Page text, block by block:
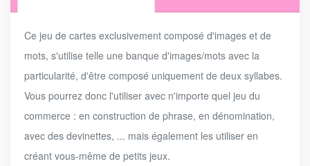
Ce jeu de cartes exclusivement composé d'images et de
mots, s'utilise telle une banque d'images/mots avec la
particularité, d'être composé uniquement de deux syllabes.
Vous pourrez donc l'utiliser avec n'importe quel jeu du
commerce : en construction de phrase, en dénomination,
avec des devinettes, ... mais également les utiliser en
créant vous-même de petits jeux.